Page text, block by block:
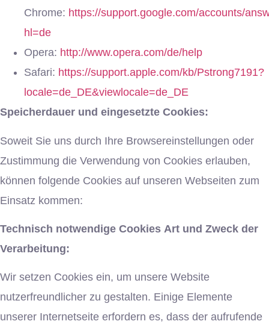
Chrome: https://support.google.com/accounts/
hl=de
Opera: http://www.opera.com/de/help
Safari: https://support.apple.com/kb/Pstrong7191?
locale=de_DE&viewlocale=de_DE
Speicherdauer und eingesetzte Cookies:
Soweit Sie uns durch Ihre Browsereinstellungen oder
Zustimmung die Verwendung von Cookies erlauben,
können folgende Cookies auf unseren Webseiten zum
Einsatz kommen:
Technisch notwendige Cookies Art und Zweck der
Verarbeitung:
Wir setzen Cookies ein, um unsere Website
nutzerfreundlicher zu gestalten. Einige Elemente
unserer Internetseite erfordern es, dass der aufrufende